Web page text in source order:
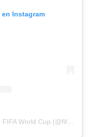
Instagram
Una publicación compartida por FIFA World Cup (@fifaworldcup)